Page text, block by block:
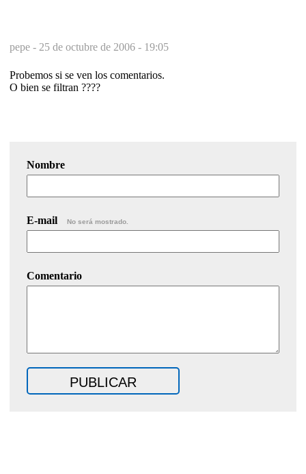
pepe - 25 de octubre de 2006 - 19:05
Probemos si se ven los comentarios.
O bien se filtran ????
Nombre
E-mail No será mostrado.
Comentario